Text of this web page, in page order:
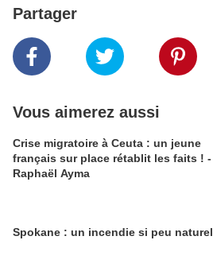
Partager
Vous aimerez aussi
Crise migratoire à Ceuta : un jeune
français sur place rétablit les faits ! -
Raphaël Ayma
Spokane : un incendie si peu naturel